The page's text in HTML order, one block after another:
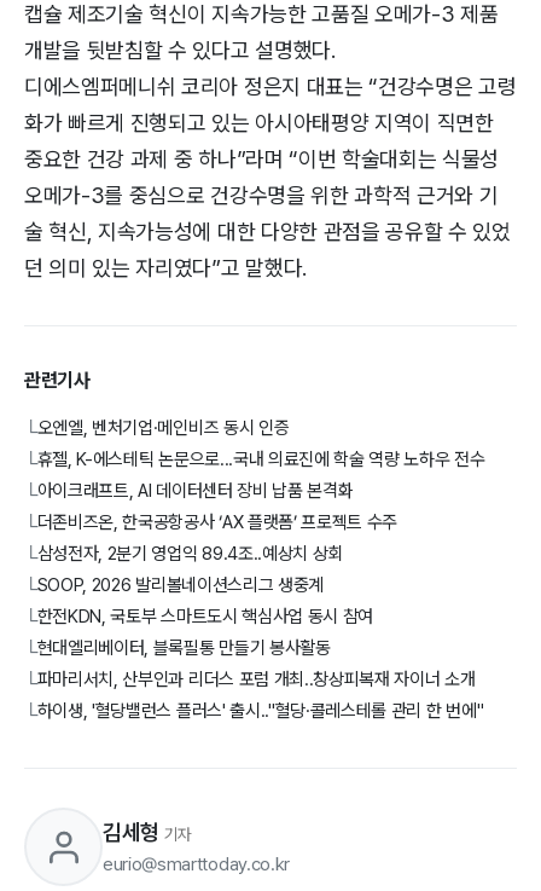
캡슐 제조기술 혁신이 지속가능한 고품질 오메가-3 제품
개발을 뒷받침할 수 있다고 설명했다.
디에스엠퍼메니쉬 코리아 정은지 대표는 “건강수명은 고령
화가 빠르게 진행되고 있는 아시아태평양 지역이 직면한
중요한 건강 과제 중 하나”라며 “이번 학술대회는 식물성
오메가-3를 중심으로 건강수명을 위한 과학적 근거와 기
술 혁신, 지속가능성에 대한 다양한 관점을 공유할 수 있었
던 의미 있는 자리였다”고 말했다.
관련기사
└오엔엘, 벤처기업·메인비즈 동시 인증
└휴젤, K-에스테틱 논문으로...국내 의료진에 학술 역량 노하우 전수
└아이크래프트, AI 데이터센터 장비 납품 본격화
└더존비즈온, 한국공항공사 ‘AX 플랫폼’ 프로젝트 수주
└삼성전자, 2분기 영업익 89.4조..예상치 상회
└SOOP, 2026 발리볼네이션스리그 생중계
└한전KDN, 국토부 스마트도시 핵심사업 동시 참여
└현대엘리베이터, 블록필통 만들기 봉사활동
└파마리서치, 산부인과 리더스 포럼 개최..창상피복재 자이너 소개
└하이생, '혈당밸런스 플러스' 출시.."혈당·콜레스테롤 관리 한 번에"
김세형 기자
eurio@smarttoday.co.kr